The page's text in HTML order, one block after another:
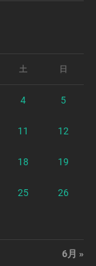
土 日
4 5
11 12
18 19
25 26
6月 »